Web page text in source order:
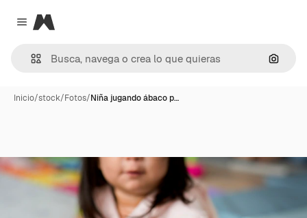
Close menu
Magnific
Inicio/stock/Fotos/Niña jugando ábaco p…